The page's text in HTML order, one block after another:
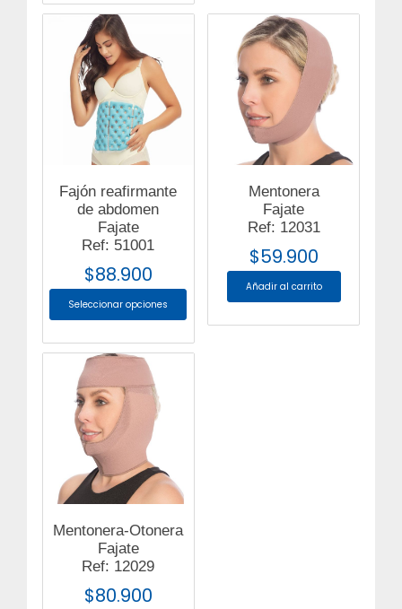
Fajón reafirmante
de abdomen
Fajate
Ref: 51001
$88.900
Seleccionar opciones
Mentonera
Fajate
Ref: 12031
$59.900
Añadir al carrito
Mentonera-Otonera
Fajate
Ref: 12029
$80.900